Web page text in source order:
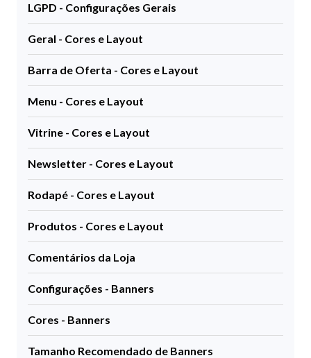
LGPD - Configurações Gerais
Geral - Cores e Layout
Barra de Oferta - Cores e Layout
Menu - Cores e Layout
Vitrine - Cores e Layout
Newsletter - Cores e Layout
Rodapé - Cores e Layout
Produtos - Cores e Layout
Comentários da Loja
Configurações - Banners
Cores - Banners
Tamanho Recomendado de Banners